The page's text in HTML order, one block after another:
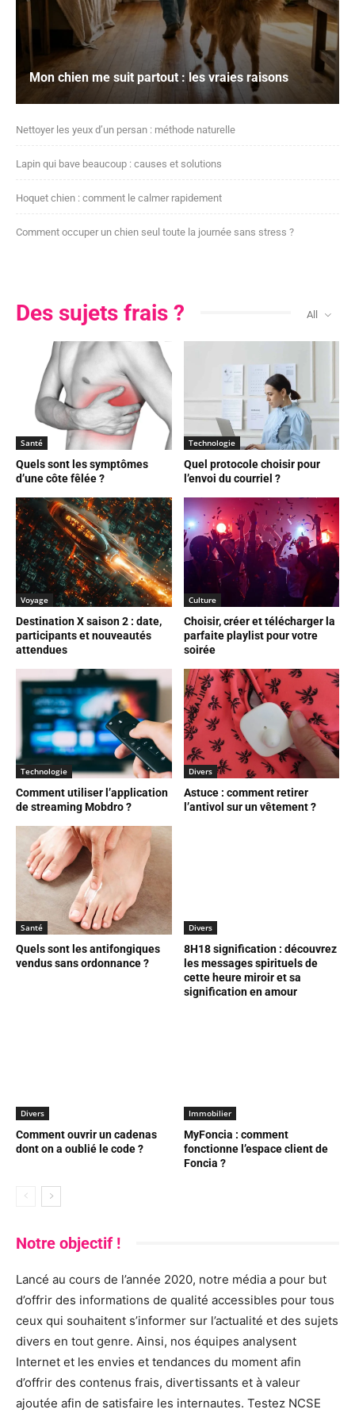
Mon chien me suit partout : les vraies raisons
Nettoyer les yeux d’un persan : méthode naturelle
Lapin qui bave beaucoup : causes et solutions
Hoquet chien : comment le calmer rapidement
Comment occuper un chien seul toute la journée sans stress ?
Des sujets frais ? All
Santé
Quels sont les symptômes
d’une côte fêlée ?
Technologie
Quel protocole choisir pour
l’envoi du courriel ?
Voyage
Destination X saison 2 : date,
participants et nouveautés
attendues
Culture
Choisir, créer et télécharger la
parfaite playlist pour votre
soirée
Technologie
Comment utiliser l’application
de streaming Mobdro ?
Divers
Astuce : comment retirer
l’antivol sur un vêtement ?
Santé
Quels sont les antifongiques
vendus sans ordonnance ?
Divers
8H18 signification : découvrez
les messages spirituels de
cette heure miroir et sa
signification en amour
Divers
Comment ouvrir un cadenas
dont on a oublié le code ?
Immobilier
MyFoncia : comment
fonctionne l’espace client de
Foncia ?
Notre objectif !
Lancé au cours de l’année 2020, notre média a pour but
d’offrir des informations de qualité accessibles pour tous
ceux qui souhaitent s’informer sur l’actualité et des sujets
divers en tout genre. Ainsi, nos équipes analysent
Internet et les envies et tendances du moment afin
d’offrir des contenus frais, divertissants et à valeur
ajoutée afin de satisfaire les internautes. Testez NCSE